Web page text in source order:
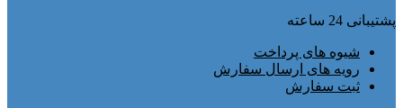
پشتیبانی 24 ساعته
شیوه های پرداخت
رویه های ارسال سفارش
ثبت سفارش